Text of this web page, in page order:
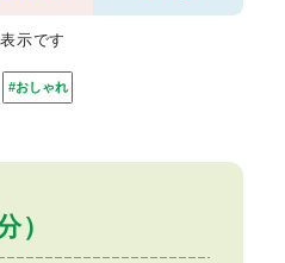
）
示です
#おしゃれ